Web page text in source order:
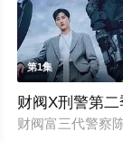
第1集
财阀X刑警第二
财阀富三代警察